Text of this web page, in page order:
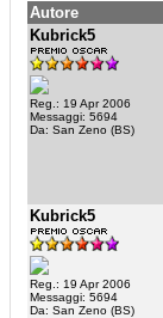
Autore
Kubrick5
Reg.: 19 Apr 2006
Messaggi: 5694
Da: San Zeno (BS)
Kubrick5
Reg.: 19 Apr 2006
Messaggi: 5694
Da: San Zeno (BS)